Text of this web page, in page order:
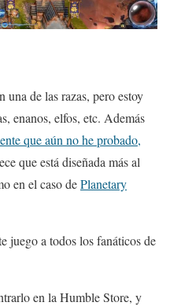
de las razas, pero estoy
enanos, elfos, etc. Además
que aún no he probado,
que está diseñada más al
en el caso dePlanetary
juego a todos los fanáticos de
en la Humble Store, y